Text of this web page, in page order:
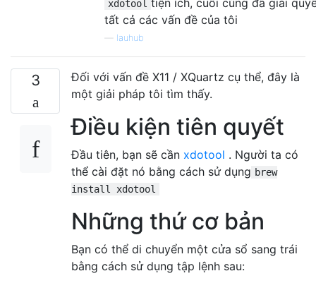
xdotool
tất cả các vấn đề của tôi
lauhub
3
Đối với vấn đề X11 / XQuartz cụ thể, đây là
một giải pháp tôi tìm thấy.
Điều kiện tiên quyết
Đầu tiên, bạn sẽ cần xdotool . Người ta có
thể cài đặt nó bằng cách sử dụng brew
install xdotool
Những thứ cơ bản
Bạn có thể di chuyển một cửa sổ sang trái
bằng cách sử dụng tập lệnh sau: